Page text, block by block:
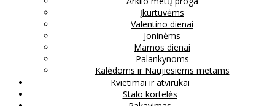
Įkurtuvėms
Valentino dienai
Joninėms
Mamos dienai
Palankynoms
Kalėdoms ir Naujiesiems metams
Kvietimai ir atvirukai
Stalo kortelės